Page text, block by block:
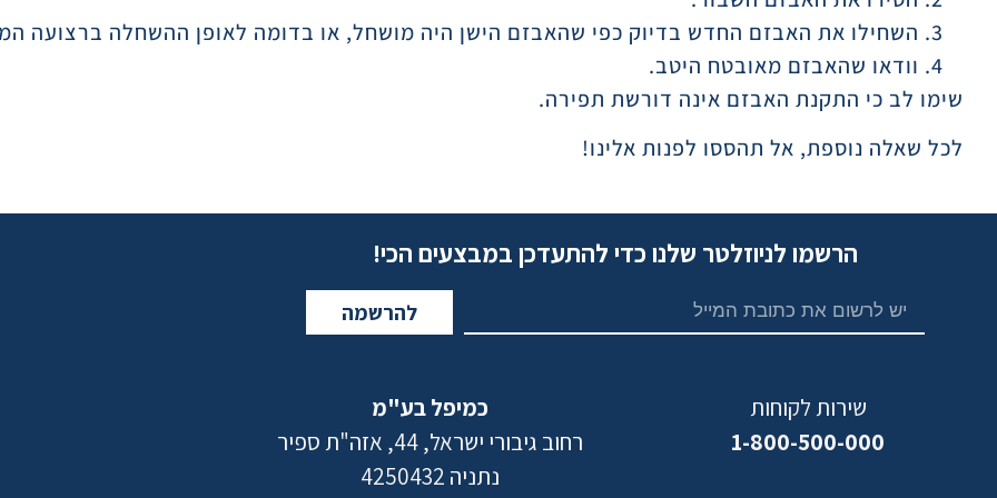
השחילו את האבזם החדש בדיוק כפי שהאבזם הישן היה מושחל, או בדומה לאופן ההשחלה ברצועה
וודאו שהאבזם מאובטח היטב.
שימו לב כי התקנת האבזם אינה דורשת תפירה.
לכל שאלה נוספת, אל תהססו לפנות אלינו!
הרשמו לניוזלטר שלנו כדי להתעדכן במבצעים הכי!
להרשמה
שירות לקוחות
1-800-500-000
כמיפל בע"מ
רחוב גיבורי ישראל, 44, אזה"ת ספיר
נתניה 4250432